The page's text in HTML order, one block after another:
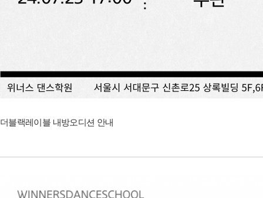
더블랙레이블 내방오디션 안내